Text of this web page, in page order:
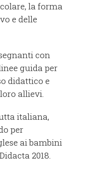
la forma
e delle
con
guida per
didattico e
allievi.
italiana,
per
ai bambini
2018.